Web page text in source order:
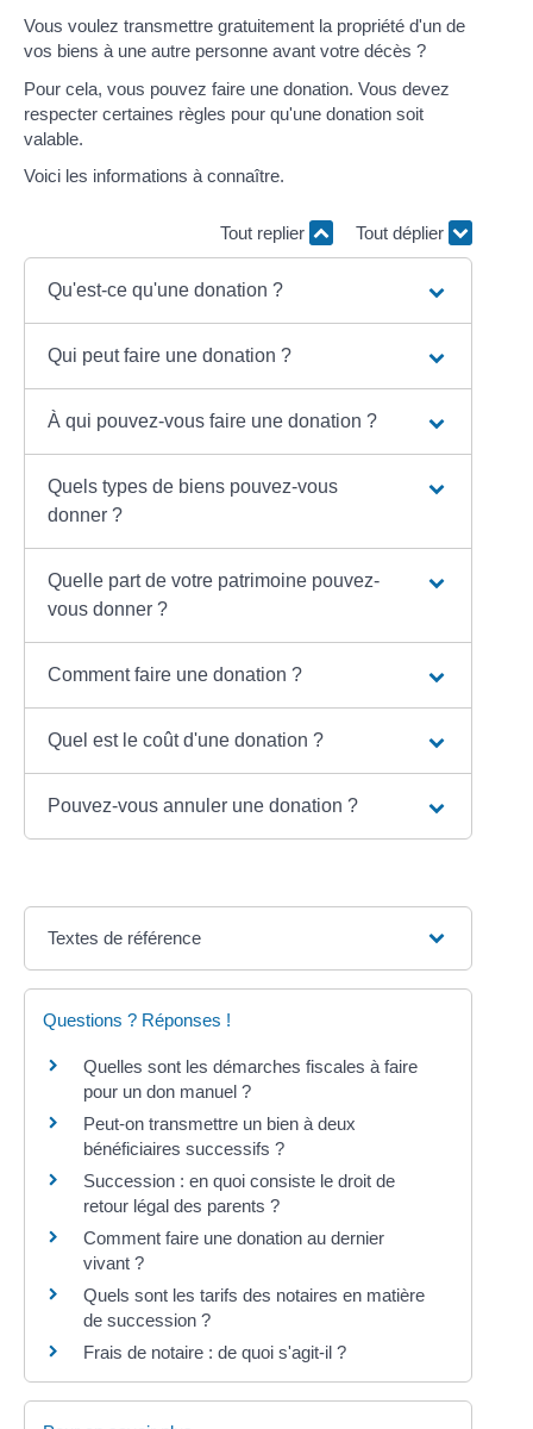
Vous voulez transmettre gratuitement la propriété d'un de
vos biens à une autre personne avant votre décès ?
Pour cela, vous pouvez faire une donation. Vous devez
respecter certaines règles pour qu'une donation soit
valable.
Voici les informations à connaître.
Tout replier Tout déplier
Qu'est-ce qu'une donation ?
Qui peut faire une donation ?
À qui pouvez-vous faire une donation ?
Quels types de biens pouvez-vous
donner ?
Quelle part de votre patrimoine pouvez-
vous donner ?
Comment faire une donation ?
Quel est le coût d'une donation ?
Pouvez-vous annuler une donation ?
Textes de référence
Questions ? Réponses !
Quelles sont les démarches fiscales à faire
pour un don manuel ?
Peut-on transmettre un bien à deux
bénéficiaires successifs ?
Succession : en quoi consiste le droit de
retour légal des parents ?
Comment faire une donation au dernier
vivant ?
Quels sont les tarifs des notaires en matière
de succession ?
Frais de notaire : de quoi s'agit-il ?